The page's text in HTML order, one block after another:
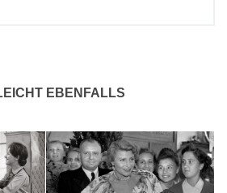
EBENFALLS